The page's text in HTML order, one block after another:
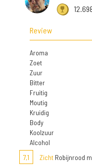
Review
Aroma
Zoet
Zuur
Bitter
Fruitig
Moutig
Kruidig
Body
Koolzuur
Alcohol
7,1
Zicht Robijnrood